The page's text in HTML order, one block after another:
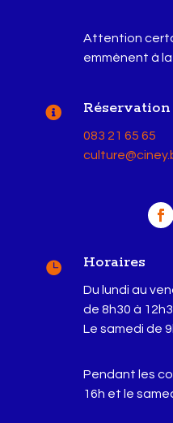
Attention
emmènent à

083 21 65 65
 Horaires
Du lundi au
de 8h30 à
Le samedi de
Pendant les
16h et le